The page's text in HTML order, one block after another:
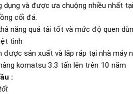
dụng và được ưa chuộng nhiều nhất
cối đá.
năng quá tải tốt và mức độ quen
tình
được sản xuất và lắp ráp tại nhà
komatsu 3.3 tấn lên trên 10 năm
: